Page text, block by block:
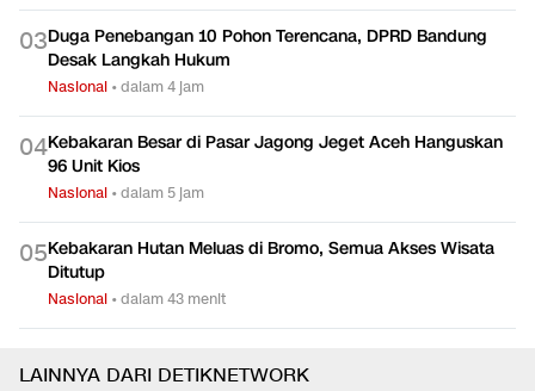
03Duga Penebangan 10 Pohon Terencana, DPRD Bandung
Desak Langkah Hukum
Nasional •dalam 4 jam
04Kebakaran Besar di Pasar Jagong Jeget Aceh Hanguskan
96 Unit Kios
Nasional •dalam 5 jam
05Kebakaran Hutan Meluas di Bromo, Semua Akses Wisata
Ditutup
Nasional •dalam 43 menit
LAINNYA DARI DETIKNETWORK